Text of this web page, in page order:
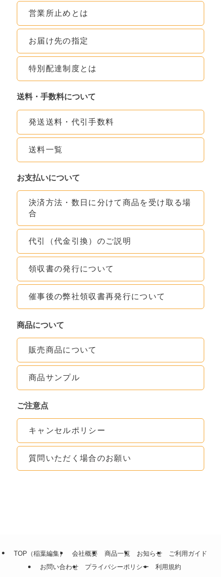
営業所止めとは
お届け先の指定
特別配達制度とは
送料・手数料について
発送送料・代引手数料
送料一覧
お支払いについて
決済方法・数日に分けて商品を受け取る場
合
代引（代金引換）のご説明
領収書の発行について
催事後の弊社領収書再発行について
商品について
販売商品について
商品サンプル
ご注意点
キャンセルポリシー
質問いただく場合のお願い
TOP（稲葉編集） 会社概要 商品一覧 お知らせ
ご利用ガイド
お問い合わせ
プライバシーポリシー 利用規約